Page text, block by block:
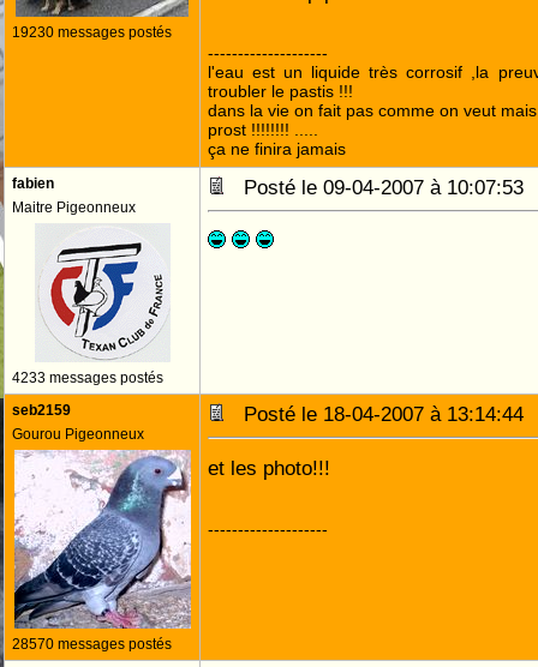
19230 messages postés
--------------------
l'eau est un liquide très corrosif ,la
troubler le pastis !!!
dans la vie on fait pas comme on veut
prost !!!!!!!! .....
ça ne finira jamais
fabien
Maitre Pigeonneux
4233 messages postés
Posté le 09-04-2007 à
seb2159
Gourou Pigeonneux
28570 messages postés
Posté le 18-04-2007 à
et les photo!!!
--------------------